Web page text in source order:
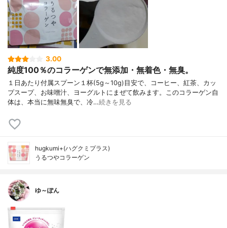
3.00
純度100％のコラーゲンで無添加・無着色・無臭。
１日あたり付属スプーン１杯(5g～10g)目安で、コーヒー、紅茶、カッ
プスープ、お味噌汁、ヨーグルトにまぜて飲みます。このコラーゲン自
体は、本当に無味無臭で、冷…続きを見る
hugkumi+(ハグクミプラス)
うるつやコラーゲン
ゆ～ぽん